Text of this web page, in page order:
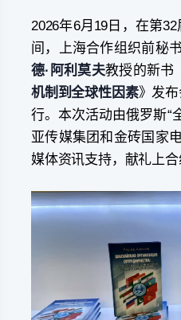
2026年6月19日，在第
间，上海合作组织前秘
德·阿利莫夫教授的新书
机制到全球性因素》发
行。本次活动由俄罗斯“
亚传媒集团和金砖国家
媒体资讯支持，献礼上合